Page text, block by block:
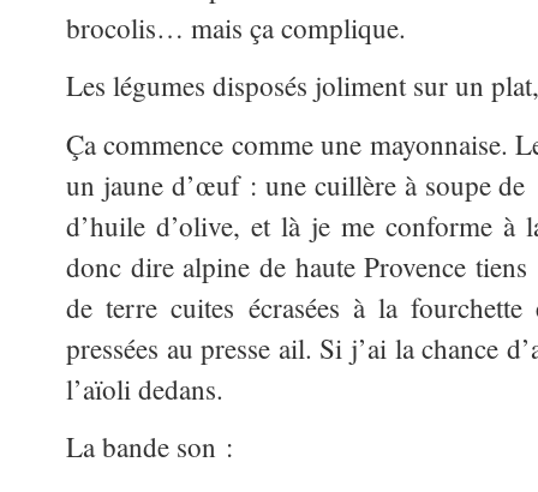
brocolis… mais ça complique.
Les légumes disposés joliment sur un
Ça commence comme une mayonnaise.
un jaune d’œuf : une cuillère à soupe
d’huile d’olive, et là je me conforme à
donc dire alpine de haute Provence
de terre cuites écrasées à la
pressées au presse ail. Si j’ai la chance
l’aïoli dedans.
La bande son :